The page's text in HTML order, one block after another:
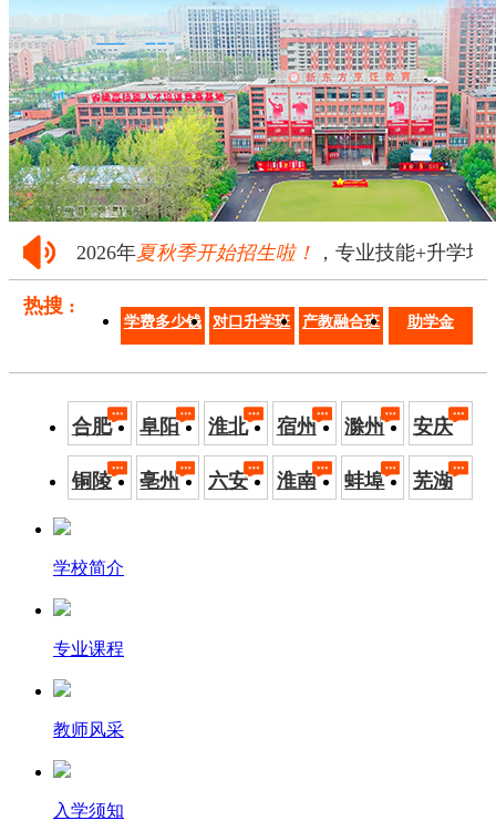
2026年夏秋季开始招生啦！ ，专业技能+升学培
热搜 :
学费多少钱 对口升学班 产教融合班 助学金
合肥 阜阳 淮北 宿州 滁州 安庆
铜陵 亳州 六安 淮南 蚌埠 芜湖
学校简介
专业课程
教师风采
入学须知